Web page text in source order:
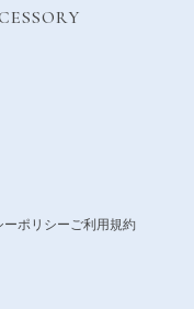
ーポリシーご利用規約